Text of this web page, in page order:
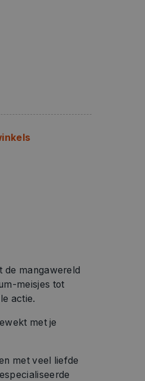
de mangawereld
meisjes tot
actie.
met je
met veel liefde